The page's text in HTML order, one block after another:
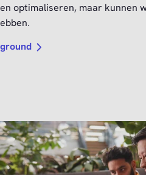
optimaliseren, maar kunnen